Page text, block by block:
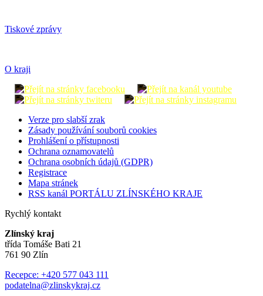
Tiskové zprávy
O kraji
Verze pro slabší zrak
Zásady používání souborů cookies
Prohlášení o přístupnosti
Ochrana oznamovatelů
Ochrana osobních údajů (GDPR)
Registrace
Mapa stránek
RSS kanál PORTÁLU ZLÍNSKÉHO KRAJE
Rychlý kontakt
Zlínský kraj
třída Tomáše Bati 21
761 90 Zlín
Recepce: +420 577 043 111
podatelna@zlinskykraj.cz